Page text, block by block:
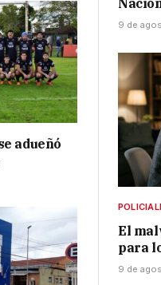
adueñó
9 de
El
para
9 de